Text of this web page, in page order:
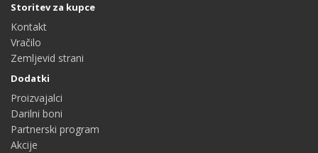
Storitev za kupce
Kontakt
Vračilo
Zemljevid strani
Dodatki
Proizvajalci
Darilni boni
Partnerski program
Akcije